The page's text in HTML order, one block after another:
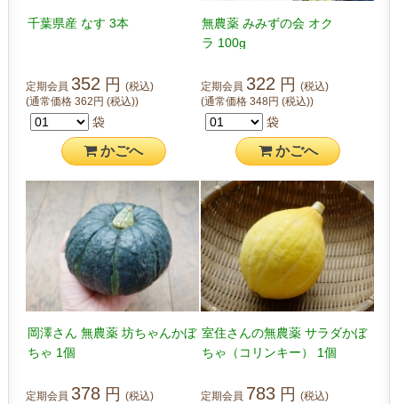
千葉県産 なす 3本
定期会員 352 円(税込)
(通常価格362 円(税込))
袋
かごへ
無農薬 みみずの会 オク
ラ 100g
定期会員 322 円 (税込)
(通常価格 348円 (税込))
袋
かごへ
岡澤さん 無農薬 坊ちゃんかぼ
ちゃ 1個
定期会員 378 円(税込)
室住さんの無農薬 サラダかぼ
ちゃ（コリンキー） 1個
定期会員 783 円 (税込)